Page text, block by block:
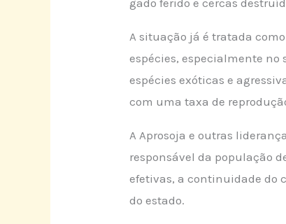
gado ferido e cercas
A situação já é tratada
espécies, especialmente no
espécies exóticas e
com uma taxa de
A Aprosoja e outras
responsável da população
efetivas, a continuidade do
do estado.